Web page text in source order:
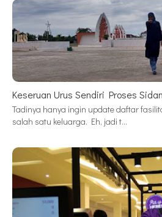
Keseruan Urus Sendiri Proses
Tadinya hanya ingin update daftar
salah satu keluarga. Eh, jadi t…